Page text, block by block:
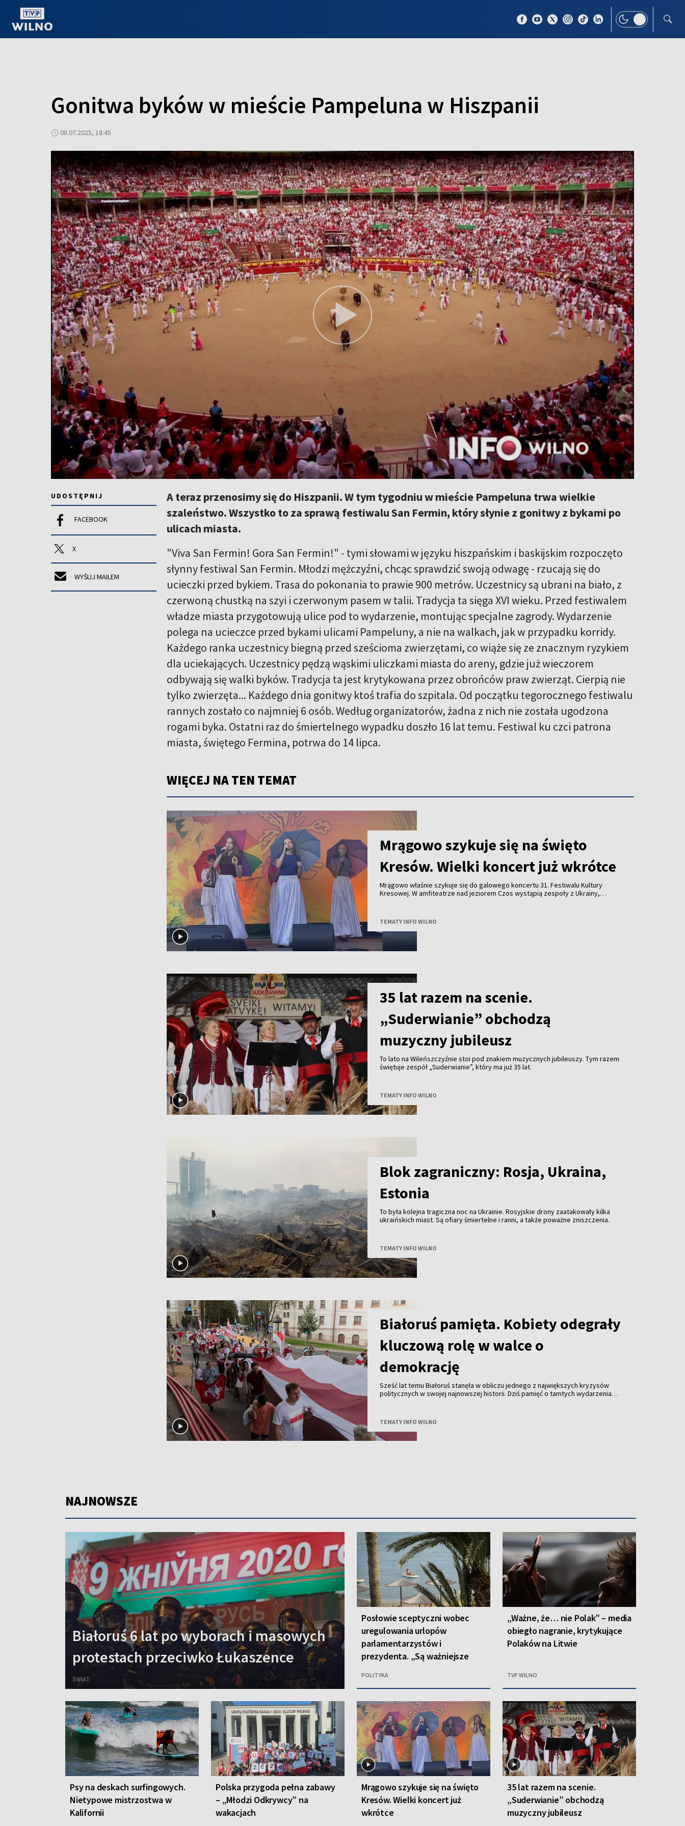
Gonitwa byków w mieście Pampeluna w Hiszpanii
08.07.2025, 18:45
UDOSTĘPNIJ
FACEBOOK
X
WYŚLIJ MAILEM
A teraz przenosimy się do Hiszpanii. W tym tygodniu w mieście Pampeluna trwa wielkie
szaleństwo. Wszystko to za sprawą festiwalu San Fermin, który słynie z gonitwy z bykami po
ulicach miasta.
"Viva San Fermin! Gora San Fermin!" - tymi słowami w języku hiszpańskim i baskijskim rozpoczęto
słynny festiwal San Fermin. Młodzi mężczyźni, chcąc sprawdzić swoją odwagę - rzucają się do
ucieczki przed bykiem. Trasa do pokonania to prawie 900 metrów. Uczestnicy są ubrani na biało, z
czerwoną chustką na szyi i czerwonym pasem w talii. Tradycja ta sięga XVI wieku. Przed festiwalem
władze miasta przygotowują ulice pod to wydarzenie, montując specjalne zagrody. Wydarzenie
polega na ucieczce przed bykami ulicami Pampeluny, a nie na walkach, jak w przypadku korridy.
Każdego ranka uczestnicy biegną przed sześcioma zwierzętami, co wiąże się ze znacznym ryzykiem
dla uciekających. Uczestnicy pędzą wąskimi uliczkami miasta do areny, gdzie już wieczorem
odbywają się walki byków. Tradycja ta jest krytykowana przez obrońców praw zwierząt. Cierpią nie
tylko zwierzęta... Każdego dnia gonitwy ktoś trafia do szpitala. Od początku tegorocznego festiwalu
rannych zostało co najmniej 6 osób. Według organizatorów, żadna z nich nie została ugodzona
rogami byka. Ostatni raz do śmiertelnego wypadku doszło 16 lat temu. Festiwal ku czci patrona
miasta, świętego Fermina, potrwa do 14 lipca.
WIĘCEJ NA TEN TEMAT
Mrągowo szykuje się na święto
Kresów. Wielki koncert już wkrótce
Mrągowo właśnie szykuje się do galowego koncertu 31. Festiwalu Kultury
Kresowej. W amfiteatrze nad jeziorem Czos wystąpią zespoły z Ukrainy,
TEMATY INFO WILNO
35 lat razem na scenie.
„Suderwianie” obchodzą
muzyczny jubileusz
To lato na Wileńszczyźnie stoi pod znakiem muzycznych jubileuszy. Tym razem
świętuje zespół „Suderwianie”, który ma już 35 lat.
TEMATY INFO WILNO
Blok zagraniczny: Rosja, Ukraina,
Estonia
To była kolejna tragiczna noc na Ukrainie. Rosyjskie drony zaatakowały kilka
ukraińskich miast. Są ofiary śmiertelne i ranni, a także poważne zniszczenia.
TEMATY INFO WILNO
Białoruś pamięta. Kobiety odegrały
kluczową rolę w walce o
demokrację
Sześć lat temu Białoruś stanęła w obliczu jednego z największych kryzysów
politycznych w swojej najnowszej historii. Dziś pamięć o tamtych wydarzeniach
TEMATY INFO WILNO
NAJNOWSZE
Białoruś 6 lat po wyborach i masowych
protestach przeciwko Łukaszence
ŚWIAT
Posłowie sceptyczni wobec
uregulowania urlopów
parlamentarzystów i
prezydenta. „Są ważniejsze
POLITYKA
„Ważne, że… nie Polak” – media
obiegło nagranie, krytykujące
Polaków na Litwie
TVP WILNO
Psy na deskach surfingowych.
Nietypowe mistrzostwa w
Kalifornii
Polska przygoda pełna zabawy
– „Młodzi Odkrywcy” na
wakacjach
Mrągowo szykuje się na święto
Kresów. Wielki koncert już
wkrótce
35 lat razem na scenie.
„Suderwianie” obchodzą
muzyczny jubileusz